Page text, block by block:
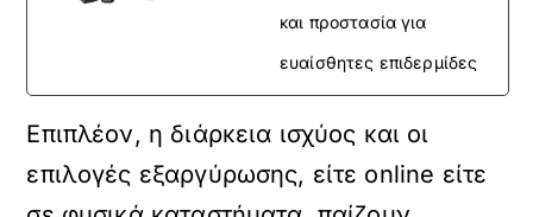
και προστασία για
ευαίσθητες επιδερμίδες
Επιπλέον, η διάρκεια ισχύος και οι
επιλογές εξαργύρωσης, είτε online είτε